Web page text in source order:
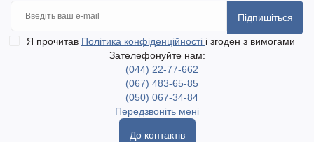
Підпишіться
Я прочитав Політика конфіденційності і згоден з вимогами
Зателефонуйте нам:
(044) 22-77-662
(067) 483-65-85
(050) 067-34-84
Передзвоніть мені
До контактів